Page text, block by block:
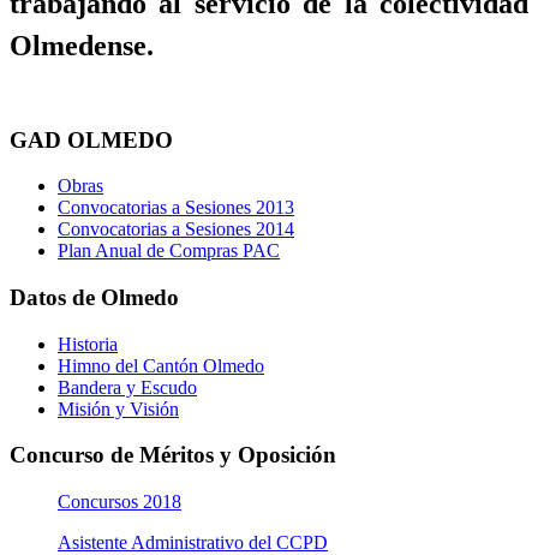
Olmedense.
GAD OLMEDO
Obras
Convocatorias a Sesiones 2013
Convocatorias a Sesiones 2014
Plan Anual de Compras PAC
Datos de Olmedo
Historia
Himno del Cantón Olmedo
Bandera y Escudo
Misión y Visión
Concurso de Méritos y Oposición
Concursos 2018
Asistente Administrativo del CCPD